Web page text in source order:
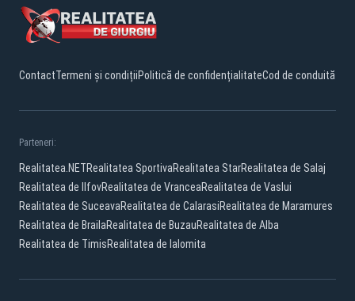
ContactTermeni și condițiiPolitică de confidențialitateCod de conduită
Parteneri:
Realitatea.NETRealitatea SportivaRealitatea StarRealitatea de Salaj
Realitatea de IlfovRealitatea de VranceaRealitatea de Vaslui
Realitatea de SuceavaRealitatea de CalarasiRealitatea de Maramures
Realitatea de BrailaRealitatea de BuzauRealitatea de Alba
Realitatea de TimisRealitatea de Ialomita